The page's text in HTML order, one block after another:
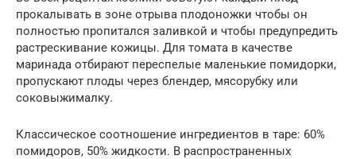
прокалывать в зоне отрыва плодоножки чтобы он
полностью пропитался заливкой и чтобы предупредить
растрескивание кожицы. Для томата в качестве
маринада отбирают переспелые маленькие помидорки,
пропускают плоды через блендер, мясорубку или
соковыжималку.
Классическое соотношение ингредиентов в таре: 60%
помидоров, 50% жидкости. В распространенных